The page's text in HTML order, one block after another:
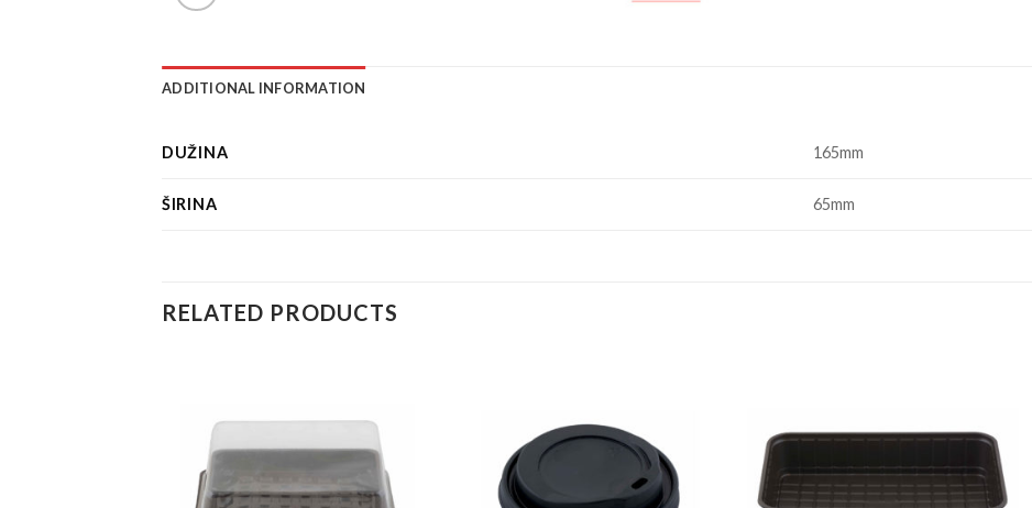
ADDITIONAL INFORMATION
DUŽINA 165mm
ŠIRINA 65mm
RELATED PRODUCTS
Wishlist
Wishlist